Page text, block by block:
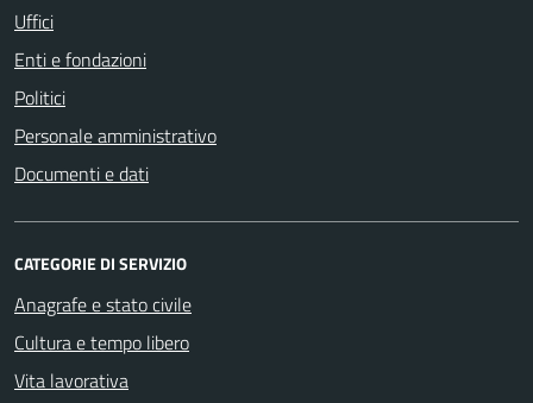
Uffici
Enti e fondazioni
Politici
Personale amministrativo
Documenti e dati
CATEGORIE DI SERVIZIO
Anagrafe e stato civile
Cultura e tempo libero
Vita lavorativa